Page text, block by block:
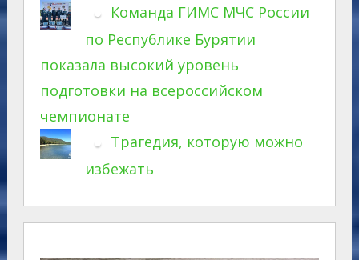
Команда ГИМС МЧС России
по Республике Бурятии
показала высокий уровень
подготовки на всероссийском
чемпионате
Трагедия, которую можно
избежать